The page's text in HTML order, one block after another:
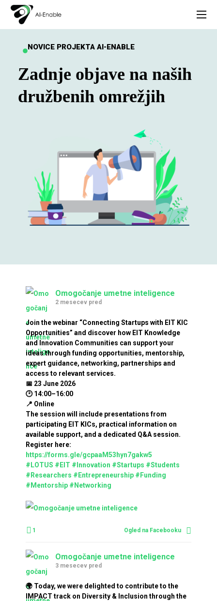
NOVICE PROJEKTA AI-ENABLE
Zadnje objave na naših
družbenih omrežjih
Omogočanje umetne inteligence
2 mesecev pred
Join the webinar “Connecting Startups with EIT KIC
Opportunities” and discover how EIT Knowledge
and Innovation Communities can support your
ideas through funding opportunities, mentorship,
expert guidance, networking, partnerships and
access to relevant services.
📅 23 June 2026
🕑 14:00–16:00
📍 Online
The session will include presentations from
participating EIT KICs, practical information on
available support, and a dedicated Q&A session.
Register here:
https://forms.gle/gcpaaM53hyn7gakw5
#LOTUS #EIT #Innovation #Startups #Students
#Researchers #Entrepreneurship #Funding
#Mentorship #Networking
1 Ogled na Facebooku
Omogočanje umetne inteligence
3 mesecev pred
🌍 Today, we were delighted to contribute to the
IMPACT track on Diversity & Inclusion through the